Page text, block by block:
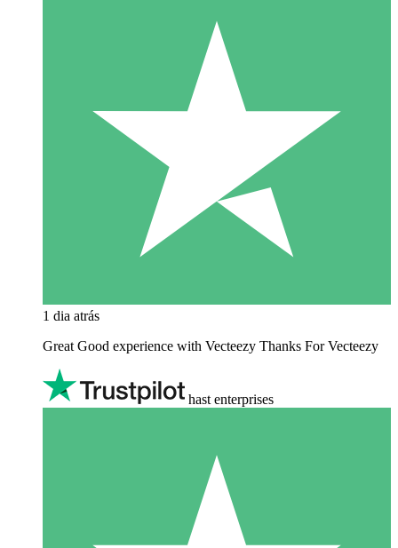
1 dia atrás
Great Good experience with Vecteezy Thanks For Vecteezy
hast enterprises